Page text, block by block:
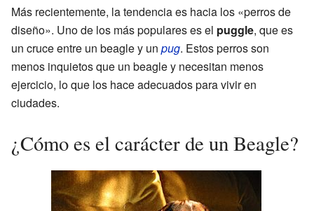
Más recientemente, la tendencia es hacia los «perros de
diseño». Uno de los más populares es el puggle, que es
un cruce entre un beagle y un pug. Estos perros son
menos inquietos que un beagle y necesitan menos
ejercicio, lo que los hace adecuados para vivir en
ciudades.
¿Cómo es el carácter de un Beagle?